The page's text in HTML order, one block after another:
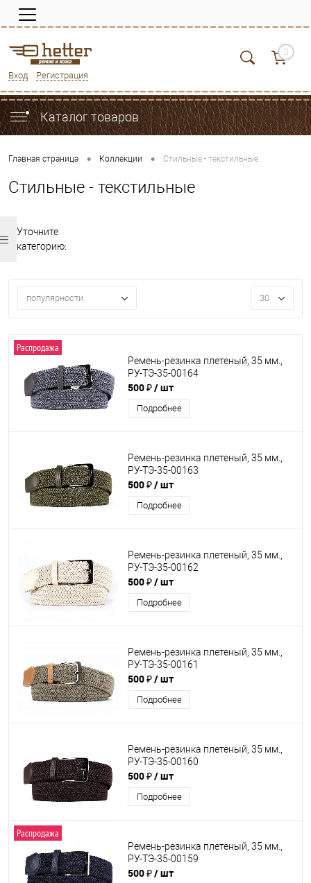
Вход Регистрация
0
Каталог товаров
Главная страница • Коллекции • Стильные - текстильные
Стильные - текстильные
Уточните
категорию:
популярности 30
Распродажа
Ремень-резинка плетеный, 35 мм.,
РУ-ТЭ-35-00164
500 ₽/ шт
Подробнее
Ремень-резинка плетеный, 35 мм.,
РУ-ТЭ-35-00163
500 ₽/ шт
Подробнее
Ремень-резинка плетеный, 35 мм.,
РУ-ТЭ-35-00162
500 ₽/ шт
Подробнее
Ремень-резинка плетеный, 35 мм.,
РУ-ТЭ-35-00161
500 ₽/ шт
Подробнее
Ремень-резинка плетеный, 35 мм.,
РУ-ТЭ-35-00160
500 ₽/ шт
Подробнее
Распродажа
Ремень-резинка плетеный, 35 мм.,
РУ-ТЭ-35-00159
500 ₽/ шт